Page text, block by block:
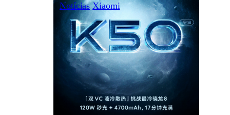
Notícias Xiaomi